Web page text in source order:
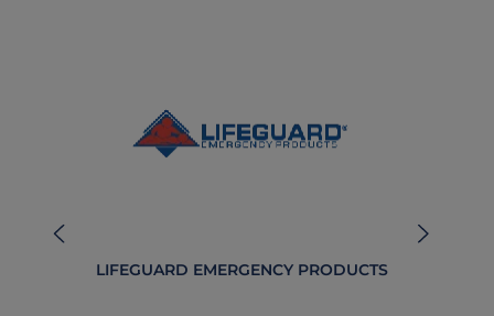
LIFEGUARD EMERGENCY PRODUCTS